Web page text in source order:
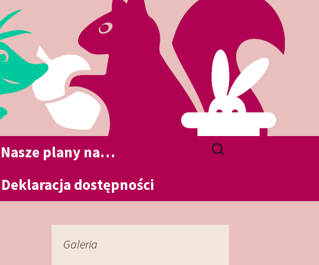
Nasze plany na…
Deklaracja dostępności
Szukaj:
Galeria